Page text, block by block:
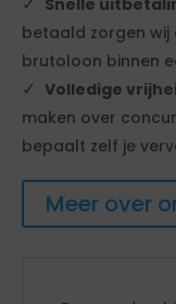
Snelle
betaald zorgen
brutoloon binnen
Volledige
maken over
bepaalt zelf je
Meer over